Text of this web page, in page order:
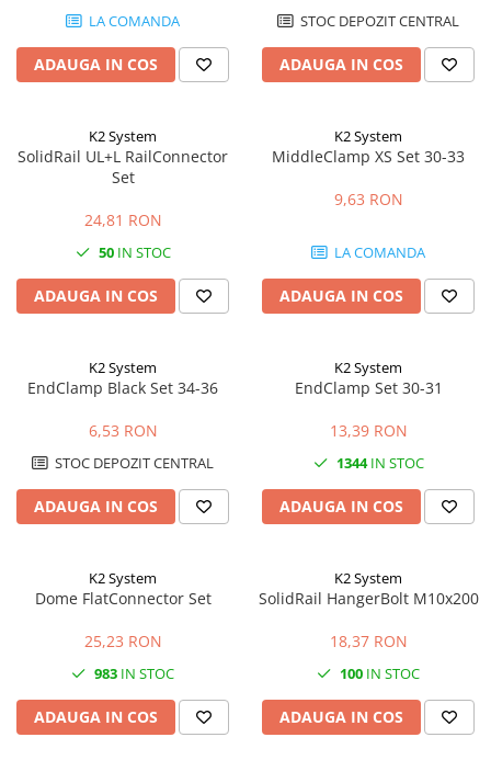
LA COMANDA
ADAUGA IN COS
STOC DEPOZIT CENTRAL
ADAUGA IN COS
K2 System
SolidRail UL+L RailConnector
Set
24,81 RON
50IN STOC
ADAUGA IN COS
K2 System
MiddleClamp XS Set 30-33
9,63 RON
LA COMANDA
ADAUGA IN COS
K2 System
EndClamp Black Set 34-36
6,53 RON
STOC DEPOZIT CENTRAL
ADAUGA IN COS
K2 System
EndClamp Set 30-31
13,39 RON
1344IN STOC
ADAUGA IN COS
K2 System
Dome FlatConnector Set
25,23 RON
983 IN STOC
ADAUGA IN COS
K2 System
SolidRail HangerBolt M10x200
18,37 RON
100 IN STOC
ADAUGA IN COS